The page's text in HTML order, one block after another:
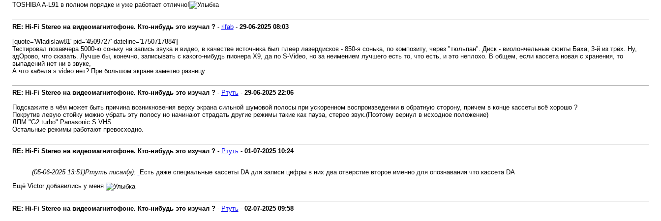
TOSHIBA A-L91 в полном порядке и уже работает отлично!
RE: Hi-Fi Stereo на видеомагнитофоне. Кто-нибудь это изучал ?- rifab- 29-06-2025 08:03
[quote='Wladislaw81' pid='4509727' dateline='1750717884']
Тестировал позавчера 5000-ю соньку на запись звука и видео, в качестве источника был плеер лазердисков - 850-я сонька, по композиту, через "тюльпан". Диск - виолончельные сюиты Баха, 3-й из трёх. Ну,
здОрово, что сказать. Лучше бы, конечно, записывать с какого-нибудь пионера X9, да по S-Video, но за неимением лучшего есть то, что есть, и это неплохо. В общем, если кассета новая с хранения, то
выпадений нет ни в звуке,
А что кабеля s video нет? При большом экране заметно разницу
RE: Hi-Fi Stereo на видеомагнитофоне. Кто-нибудь это изучал ?- Ртуть- 29-06-2025 22:06
Подскажите в чём может быть причина возникновения верху экрана сильной шумовой полосы при ускоренном воспроизведении в обратную сторону, причем в конце кассеты всё хорошо ?
Покрутив левую стойку можно убрать эту полосу но начинают страдать другие режимы такие как пауза, стерео звук.(Поэтому вернул в исходное положение)
ЛПМ "G2 turbo" Panasonic S VHS.
Остальные режимы работают превосходно.
RE: Hi-Fi Stereo на видеомагнитофоне. Кто-нибудь это изучал ?- Ртуть- 01-07-2025 10:24
(05-06-2025 13:51)Ртуть писал(а):
Есть даже специальные кассеты DA для записи цифры в них два отверстие второе именно для опознавания что кассета DA
Ещё Victor добавились у меня
RE: Hi-Fi Stereo на видеомагнитофоне. Кто-нибудь это изучал ?- Ртуть- 02-07-2025 09:58